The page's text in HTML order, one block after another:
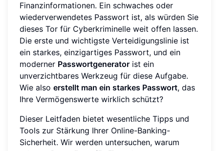
Finanzinformationen. Ein schwaches oder
wiederverwendetes Passwort ist, als würden Sie
dieses Tor für Cyberkriminelle weit offen lassen.
Die erste und wichtigste Verteidigungslinie ist
ein starkes, einzigartiges Passwort, und ein
moderner Passwortgenerator ist ein
unverzichtbares Werkzeug für diese Aufgabe.
Wie also erstellt man ein starkes Passwort, das
Ihre Vermögenswerte wirklich schützt?
Dieser Leitfaden bietet wesentliche Tipps und
Tools zur Stärkung Ihrer Online-Banking-
Sicherheit. Wir werden untersuchen, warum